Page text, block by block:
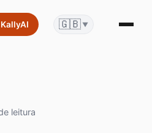
🇬🇧 ▼
leitura